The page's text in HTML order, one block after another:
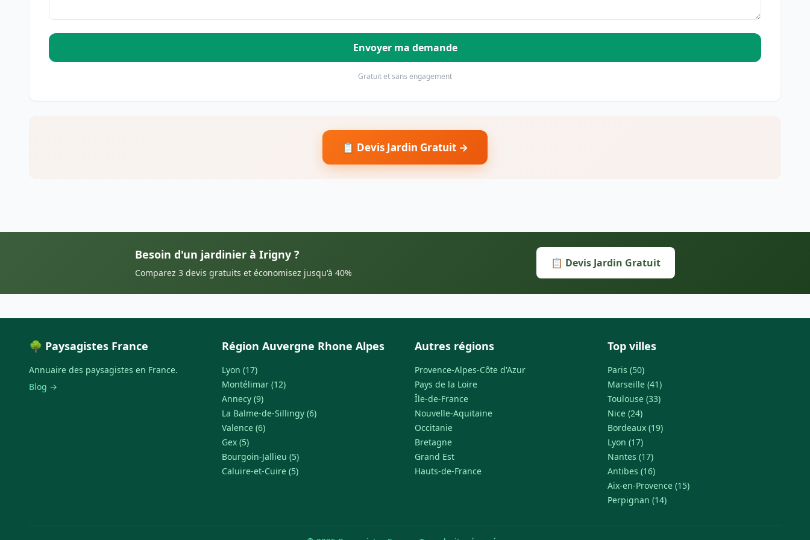
Envoyer ma demande
Gratuit et sans engagement
📋 Devis Jardin Gratuit →
Besoin d'un jardinier à Irigny ?
Comparez 3 devis gratuits et économisez jusqu'à 40%
📋 Devis Jardin Gratuit
🌳 Paysagistes France
Annuaire des paysagistes en France.
Blog →
Région Auvergne Rhone Alpes
Lyon (17)
Montélimar (12)
Annecy (9)
La Balme-de-Sillingy (6)
Valence (6)
Gex (5)
Bourgoin-Jallieu (5)
Caluire-et-Cuire (5)
Autres régions
Provence-Alpes-Côte d'Azur
Pays de la Loire
Île-de-France
Nouvelle-Aquitaine
Occitanie
Bretagne
Grand Est
Hauts-de-France
Top villes
Paris (50)
Marseille (41)
Toulouse (33)
Nice (24)
Bordeaux (19)
Lyon (17)
Nantes (17)
Antibes (16)
Aix-en-Provence (15)
Perpignan (14)